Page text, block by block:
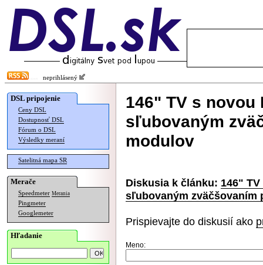
neprihlásený
DSL pripojenie
Ceny DSL
Dostupnosť DSL
Fórum o DSL
Výsledky meraní
Satelitná mapa SR
Merače
Speedmeter Merania
Pingmeter
Googlemeter
Hľadanie
146" TV s
sľubovaným
modulov
Diskusia k článku: 146"
sľubovaným zväčšovaním
Prispievajte do diskusií ako
Meno: